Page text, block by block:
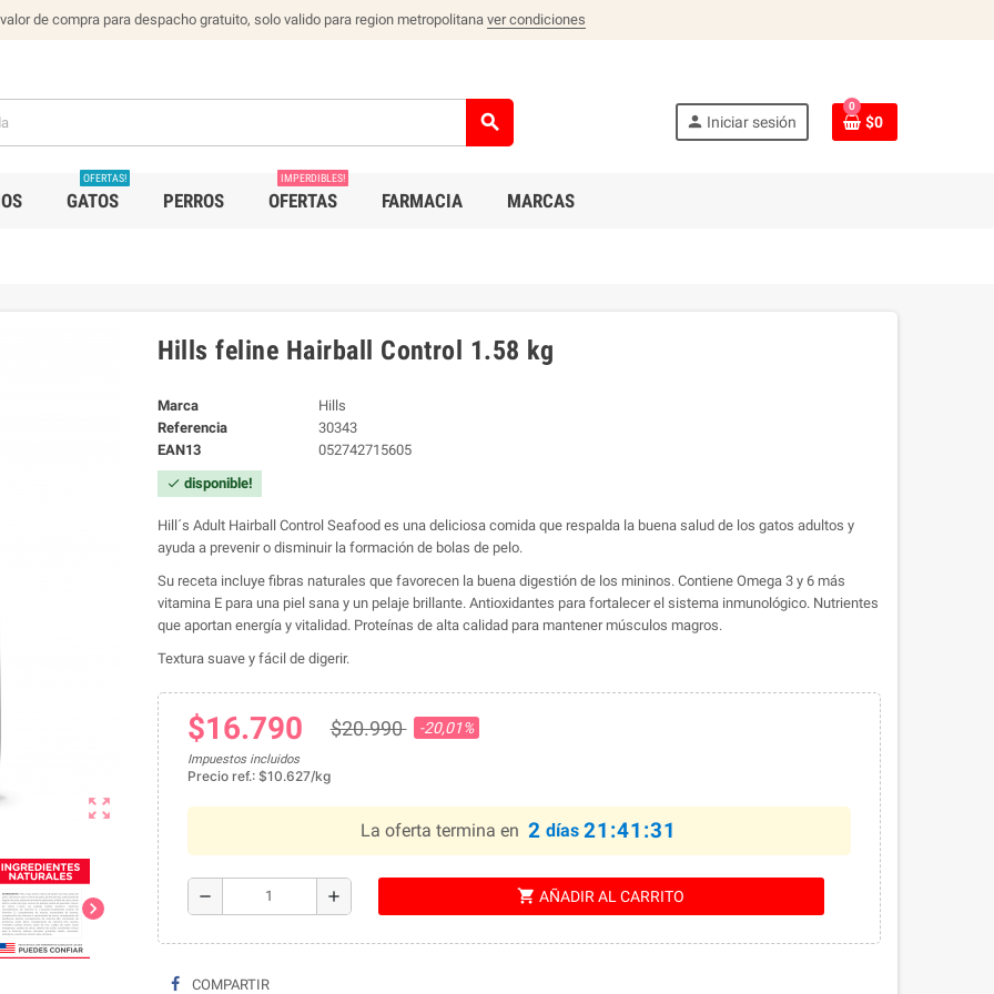
de compra para despacho gratuito, solo valido para region metropolitana ver condiciones
search person Iniciar sesión
0
$0
GATOS
OFERTAS!
PERROS OFERTAS
IMPERDIBLES!
FARMACIA MARCAS
zoom_out_map
chevron_right
Hills feline Hairball Control 1.58 kg
Marca
Hills
Referencia
30343
EAN13
052742715605
check disponible!
Hill´s Adult Hairball Control Seafood es una deliciosa comida que respalda la buena salud de los gatos adultos y
ayuda a prevenir o disminuir la formación de bolas de pelo.
Su receta incluye fibras naturales que favorecen la buena digestión de los mininos. Contiene Omega 3 y 6 más
vitamina E para una piel sana y un pelaje brillante. Antioxidantes para fortalecer el sistema inmunológico. Nutrientes
que aportan energía y vitalidad. Proteínas de alta calidad para mantener músculos magros.
Textura suave y fácil de digerir.
$16.790 $20.990 -20,01%
Impuestos incluidos
Precio ref.: $10.627/kg
La oferta termina en 2 días 21:41:30
remove add shopping_cart AÑADIR AL CARRITO
COMPARTIR